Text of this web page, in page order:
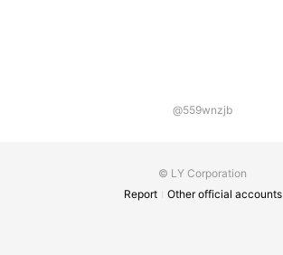
@559wnzjb
© LY Corporation
Report
Other official accounts